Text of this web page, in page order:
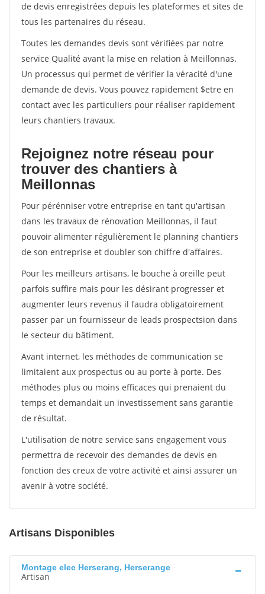
de devis enregistrées depuis les plateformes et sites de
tous les partenaires du réseau.
Toutes les demandes devis sont vérifiées par notre
service Qualité avant la mise en relation à Meillonnas.
Un processus qui permet de vérifier la véracité d'une
demande de devis. Vous pouvez rapidement $etre en
contact avec les particuliers pour réaliser rapidement
leurs chantiers travaux.
Rejoignez notre réseau pour
trouver des chantiers à
Meillonnas
Pour pérénniser votre entreprise en tant qu'artisan
dans les travaux de rénovation Meillonnas, il faut
pouvoir alimenter régulièrement le planning chantiers
de son entreprise et doubler son chiffre d'affaires.
Pour les meilleurs artisans, le bouche à oreille peut
parfois suffire mais pour les désirant progresser et
augmenter leurs revenus il faudra obligatoirement
passer par un fournisseur de leads prospectsion dans
le secteur du bâtiment.
Avant internet, les méthodes de communication se
limitaient aux prospectus ou au porte à porte. Des
méthodes plus ou moins efficaces qui prenaient du
temps et demandait un investissement sans garantie
de résultat.
L'utilisation de notre service sans engagement vous
permettra de recevoir des demandes de devis en
fonction des creux de votre activité et ainsi assurer un
avenir à votre société.
Artisans Disponibles
Montage elec Herserang, Herserange
Artisan